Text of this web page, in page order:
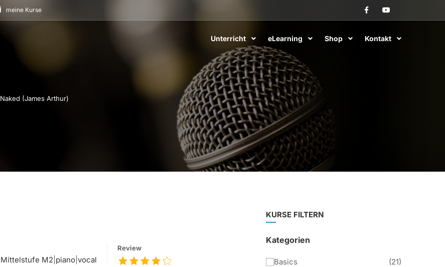
meine Kurse
Unterricht eLearning Shop Kontakt
Naked (James Arthur)
Mittelstufe M2 piano vocal
Review
KURSE FILTERN
Kategorien
Basics
21